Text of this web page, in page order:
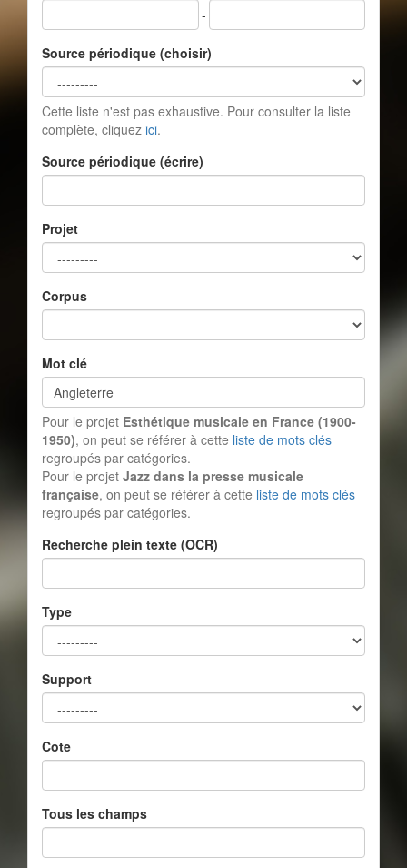
-
Source périodique (choisir)
Cette liste n'est pas exhaustive. Pour consulter la liste
complète, cliquez ici.
Source périodique (écrire)
Projet
Corpus
Mot clé
Pour le projet Esthétique musicale en France (1900-
1950), on peut se référer à cette liste de mots clés
regroupés par catégories.
Pour le projet Jazz dans la presse musicale
française, on peut se référer à cette liste de mots clés
regroupés par catégories.
Recherche plein texte (OCR)
Type
Support
Cote
Tous les champs